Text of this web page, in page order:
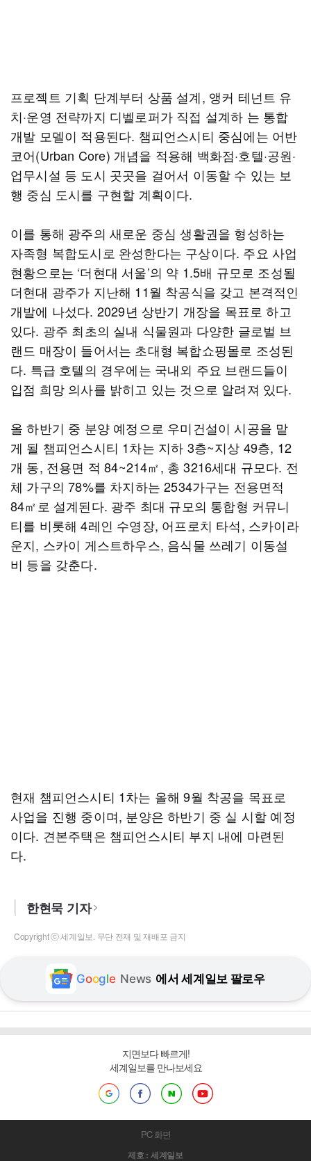
프로젝트 기획 단계부터 상품 설계, 앵커 테넌트 유
치·운영 전략까지 디벨로퍼가 직접 설계하 는 통합
개발 모델이 적용된다. 챔피언스시티 중심에는 어반
코어(Urban Core) 개념을 적용해 백화점·호텔·공원·
업무시설 등 도시 곳곳을 걸어서 이동할 수 있는 보
행 중심 도시를 구현할 계획이다.
이를 통해 광주의 새로운 중심 생활권을 형성하는
자족형 복합도시로 완성한다는 구상이다. 주요 사업
현황으로는 ‘더현대 서울’의 약 1.5배 규모로 조성될
더현대 광주가 지난해 11월 착공식을 갖고 본격적인
개발에 나섰다. 2029년 상반기 개장을 목표로 하고
있다. 광주 최초의 실내 식물원과 다양한 글로벌 브
랜드 매장이 들어서는 초대형 복합쇼핑몰로 조성된
다. 특급 호텔의 경우에는 국내외 주요 브랜드들이
입점 희망 의사를 밝히고 있는 것으로 알려져 있다.
올 하반기 중 분양 예정으로 우미건설이 시공을 맡
게 될 챔피언스시티 1차는 지하 3층~지상 49층, 12
개 동, 전용면 적 84~214㎡, 총 3216세대 규모다. 전
체 가구의 78%를 차지하는 2534가구는 전용면적
84㎡로 설계된다. 광주 최대 규모의 통합형 커뮤니
티를 비롯해 4레인 수영장, 어프로치 타석, 스카이라
운지, 스카이 게스트하우스, 음식물 쓰레기 이동설
비 등을 갖춘다.
현재 챔피언스시티 1차는 올해 9월 착공을 목표로
사업을 진행 중이며, 분양은 하반기 중 실 시할 예정
이다. 견본주택은 챔피언스시티 부지 내에 마련된
다.
한현묵 기자
Copyright ⓒ 세계일보. 무단 전재 및 재배포 금지
Google News 에서 세계일보 팔로우
지면보다 빠르게!
세계일보를 만나보세요
PC 화면
제호 : 세계일보